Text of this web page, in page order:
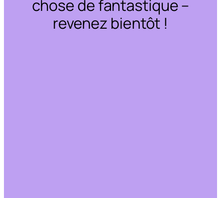
chose de fantastique –
revenez bientôt !